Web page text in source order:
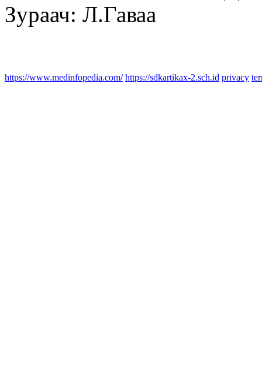
Зураач: Л.Гаваа
https://www.medinfopedia.com/ https://sdkartikax-2.sch.id privacy